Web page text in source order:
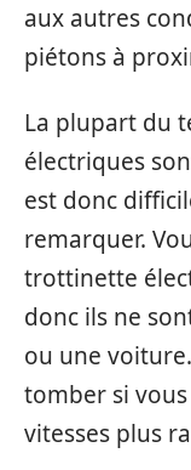
aux autres
piétons à
La plupart du
électriques
est donc
remarquer.
trottinette
donc ils ne
ou une
tomber si
vitesses plus